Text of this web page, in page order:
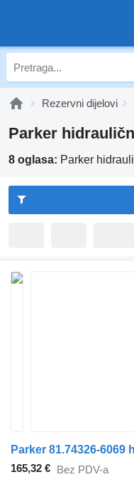
Rezervni dijelovi
Parker
8 oglasa: Parker
165,32 € Bez PDV-a